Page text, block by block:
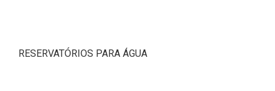
RESERVATÓRIOS PARA ÁGUA